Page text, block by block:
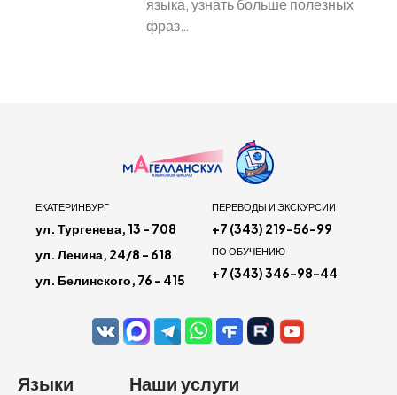
языка, узнать больше полезных
фраз…
ЕКАТЕРИНБУРГ
ул. Тургенева, 13 - 708
ул. Ленина, 24/8 - 618
ул. Белинского, 76 - 415
ПЕРЕВОДЫ И ЭКСКУРСИИ
+7 (343) 219-56-99
ПО ОБУЧЕНИЮ
+7 (343) 346-98-44
Языки Наши услуги